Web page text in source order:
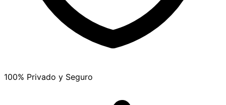
100% Privado y Seguro